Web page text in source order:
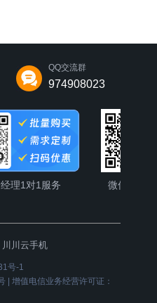
QQ交流群
974908023
理1对1服务 微信公众号
川川云手机
号-1
| 增值电信业务经营许可证：